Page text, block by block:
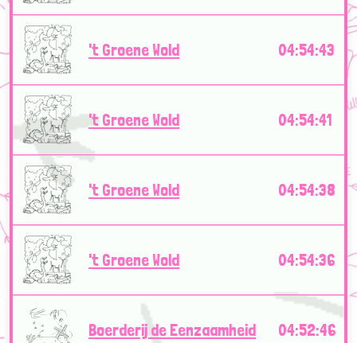
't Groene Wold 04:54:43
't Groene Wold 04:54:41
't Groene Wold 04:54:38
't Groene Wold 04:54:36
Boerderij de Eenzaamheid 04:52:46